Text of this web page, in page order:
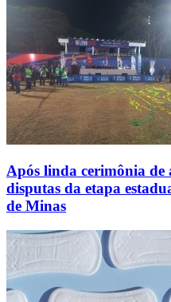
Após linda cerimônia de
disputas da etapa
de Minas